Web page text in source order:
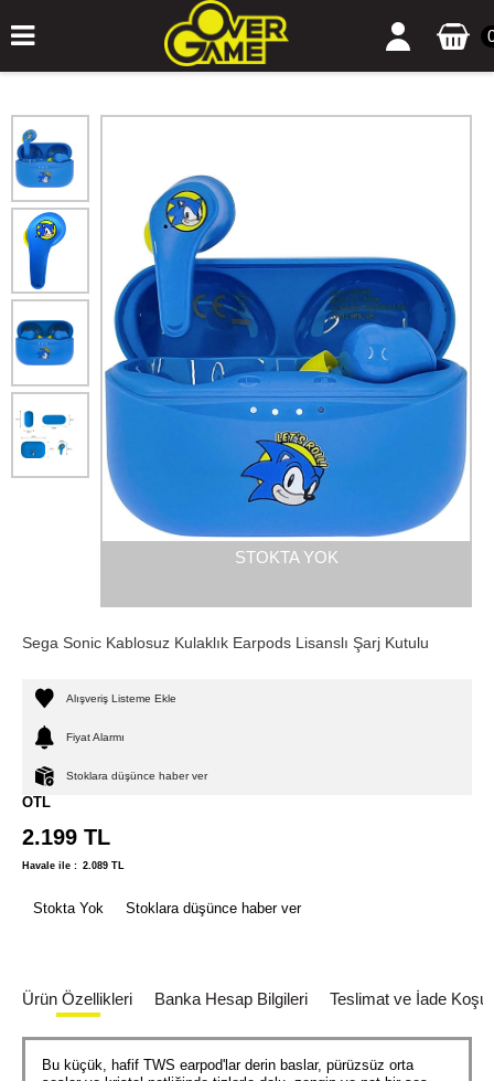
STOKTA YOK
Sega Sonic Kablosuz Kulaklık Earpods Lisanslı Şarj Kutulu
Alışveriş Listeme Ekle
Fiyat Alarmı
Stoklara düşünce haber ver
OTL
2.199 TL
Havale ile : TL
2.089
Stokta Yok Stoklara düşünce haber ver
Ürün Özellikleri Banka Hesap Bilgileri Teslimat ve İade
Bu küçük, hafif TWS earpod'lar derin baslar, pürüzsüz orta